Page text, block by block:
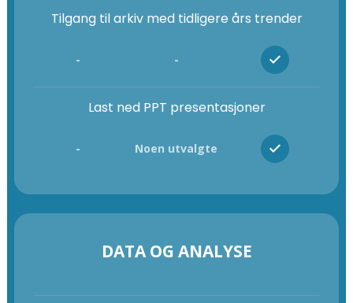
Tilgang til arkiv med tidligere års trender
- -
Last ned PPT presentasjoner
- Noen utvalgte
DATA OG ANALYSE